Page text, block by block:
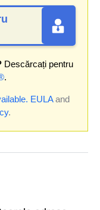
Descărcați pentru
.
EULAand
.